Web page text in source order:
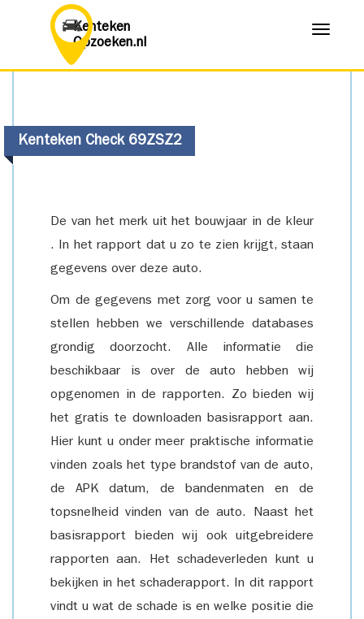
Kenteken
Opzoeken.nl
Menu
Kenteken Check 69ZSZ2
De van het merk uit het bouwjaar in de kleur
. In het rapport dat u zo te zien krijgt, staan
gegevens over deze auto.
Om de gegevens met zorg voor u samen te
stellen hebben we verschillende databases
grondig doorzocht. Alle informatie die
beschikbaar is over de auto hebben wij
opgenomen in de rapporten. Zo bieden wij
het gratis te downloaden basisrapport aan.
Hier kunt u onder meer praktische informatie
vinden zoals het type brandstof van de auto,
de APK datum, de bandenmaten en de
topsnelheid vinden van de auto. Naast het
basisrapport bieden wij ook uitgebreidere
rapporten aan. Het schadeverleden kunt u
bekijken in het schaderapport. In dit rapport
vindt u wat de schade is en welke positie die